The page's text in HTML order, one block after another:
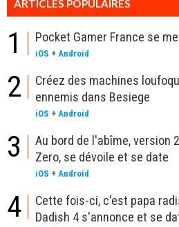
ARTICLES POPULAIRES
1 Pocket Gamer France se
iOS + Android
2
Créez des machines
ennemis dans Besiege
iOS + Android
3
Au bord de l'abîme, version
Zero, se dévoile et se date
iOS + Android
4
Cette fois-ci, c'est papa
Dadish 4 s'annonce et se